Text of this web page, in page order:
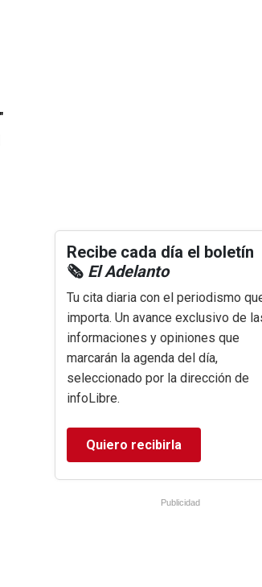
Recibe cada día el boletín
🗞️ El Adelanto
Tu cita diaria con el periodismo
importa. Un avance exclusivo de
informaciones y opiniones que
marcarán la agenda del día,
seleccionado por la dirección de
infoLibre.
Quiero recibirla
Publicidad